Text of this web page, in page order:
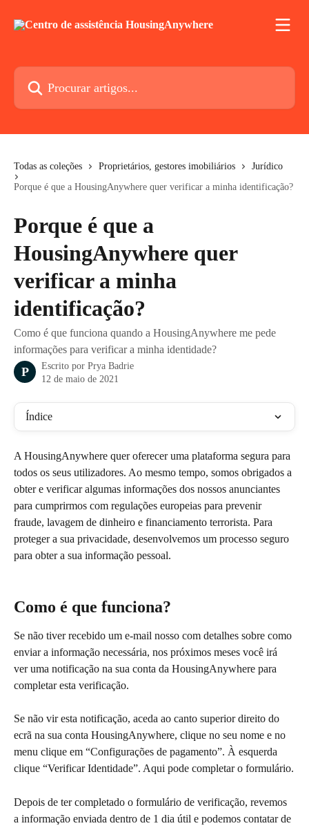
Procurar artigos...
Todas as coleções Proprietários, gestores imobiliários
Jurídico
Porque é que a HousingAnywhere quer verificar a minha identificação?
Porque é que a
HousingAnywhere quer
verificar a minha
identificação?
Como é que funciona quando a HousingAnywhere me pede
informações para verificar a minha identidade?
P Escrito por Prya Badrie
12 de maio de 2021
Índice
A HousingAnywhere quer oferecer uma plataforma segura para
todos os seus utilizadores. Ao mesmo tempo, somos obrigados a
obter e verificar algumas informações dos nossos anunciantes
para cumprirmos com regulações europeias para prevenir
fraude, lavagem de dinheiro e financiamento terrorista. Para
proteger a sua privacidade, desenvolvemos um processo seguro
para obter a sua informação pessoal.
Como é que funciona?
Se não tiver recebido um e-mail nosso com detalhes sobre como
enviar a informação necessária, nos próximos meses você irá
ver uma notificação na sua conta da HousingAnywhere para
completar esta verificação.
Se não vir esta notificação, aceda ao canto superior direito do
ecrã na sua conta HousingAnywhere, clique no seu nome e no
menu clique em “Configurações de pagamento”. À esquerda
clique “Verificar Identidade”. Aqui pode completar o formulário.
Depois de ter completado o formulário de verificação, revemos
a informação enviada dentro de 1 dia útil e podemos contatar de